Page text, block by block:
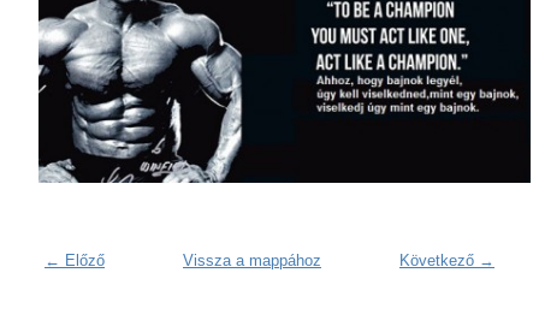
← Előző Következő →
Vissza a mappához